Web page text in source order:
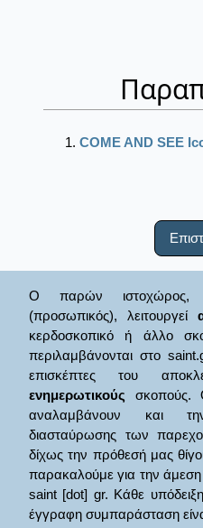
COME AND SEE
Ο παρών ιστοχώρος,
(προσωπικός), λειτουργεί
κερδοσκοπικό ή άλλο
περιλαμβάνονται στο
επισκέπτες του
ενημερωτικούς σκοπούς.
αναλαμβάνουν και
διασταύρωσης των
δίχως την πρόθεσή μας
παρακαλούμε για την
saint [dot] gr. Κάθε
έγγραφη συμπαράσταση